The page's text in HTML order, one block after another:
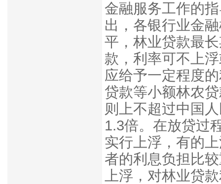
金融服务工作的
出，各银行业金
平，林业贷款最
款，利率可不上
应给予一定程度
贷款等小额林农
则上不超过中国
1.3倍。在放贷过
实行上浮，有的
者的利息负担比
上浮，对林业贷